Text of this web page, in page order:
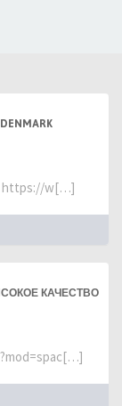
https://w[…]
КАЧЕСТВО